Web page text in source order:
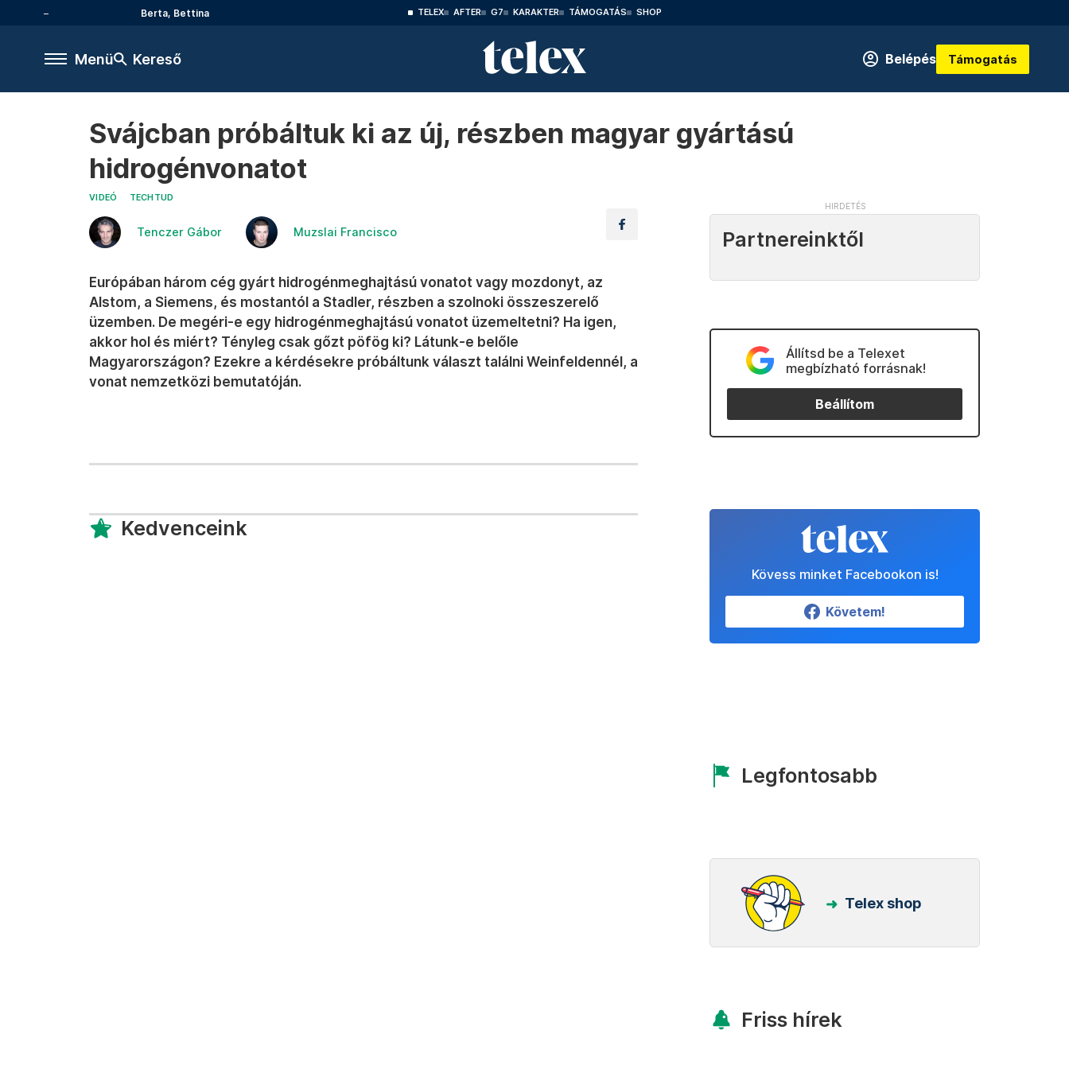
Berta, Bettina TELEX AFTER G7 KARAKTER TÁMOGATÁS SHOP
Menü Kereső Belépés Támogatás
Svájcban próbáltuk ki az új, részben magyar gyártású
hidrogénvonatot
VIDEÓ TECHTUD
Tenczer Gábor Muzslai Francisco
Európában három cég gyárt hidrogénmeghajtású vonatot vagy mozdonyt, az
Alstom, a Siemens, és mostantól a Stadler, részben a szolnoki összeszerelő
üzemben. De megéri-e egy hidrogénmeghajtású vonatot üzemeltetni? Ha igen,
akkor hol és miért? Tényleg csak gőzt pöfög ki? Látunk-e belőle
Magyarországon? Ezekre a kérdésekre próbáltunk választ találni Weinfeldennél, a
vonat nemzetközi bemutatóján.
Kedvenceink
Partnereinktől
Állítsd be a Telexet
megbízható forrásnak!
Beállítom
Kövess minket Facebookon is!
Követem!
Legfontosabb
Telex shop
Friss hírek